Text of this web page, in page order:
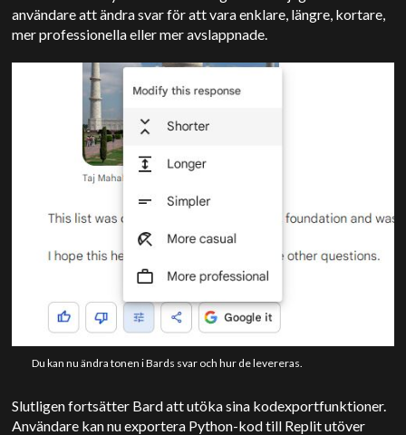
användare att ändra svar för att vara enklare, längre, kortare,
mer professionella eller mer avslappnade.
Du kan nu ändra tonen i Bards svar och hur de levereras.
Slutligen fortsätter Bard att utöka sina kodexportfunktioner.
Användare kan nu exportera Python-kod till Replit utöver